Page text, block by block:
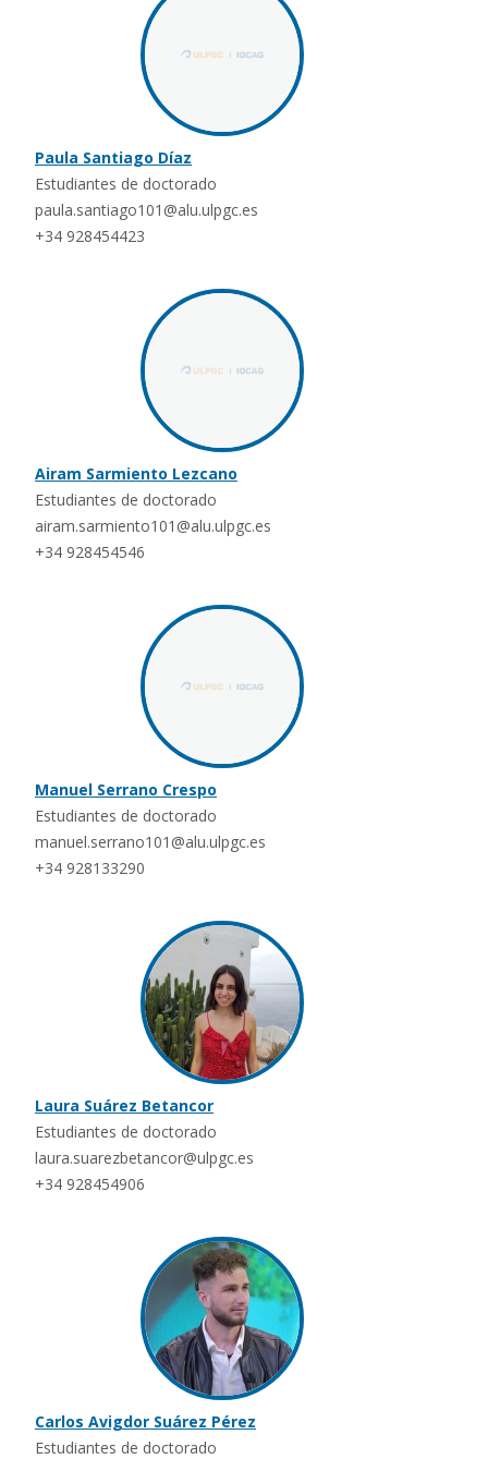
Paula Santiago Díaz
Estudiantes de doctorado
paula.santiago101@alu.ulpgc.es
+34 928454423
Airam Sarmiento Lezcano
Estudiantes de doctorado
airam.sarmiento101@alu.ulpgc.es
+34 928454546
Manuel Serrano Crespo
Estudiantes de doctorado
manuel.serrano101@alu.ulpgc.es
+34 928133290
Laura Suárez Betancor
Estudiantes de doctorado
laura.suarezbetancor@ulpgc.es
+34 928454906
Carlos Avigdor Suárez Pérez
Estudiantes de doctorado